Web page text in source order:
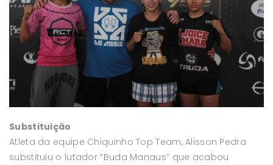
Substituição
Atleta da equipe Chiquinho Top Team, Alisson Pedra
substituiu o lutador “Buda Manaus” que acabou